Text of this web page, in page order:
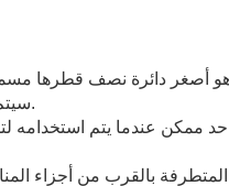
سيتم كسر خرطوم أو تقليل مقاومة الضغط من خرطوم.